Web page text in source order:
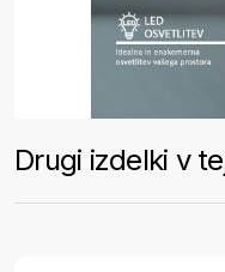
Drugi izdelki v